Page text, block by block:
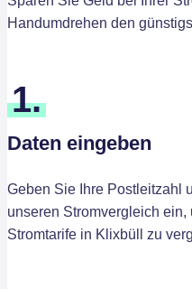
Handumdrehen den
1.
Daten eingeben
Geben Sie Ihre Postleitzahl
unseren Stromvergleich ein,
Stromtarife in Klixbüll zu